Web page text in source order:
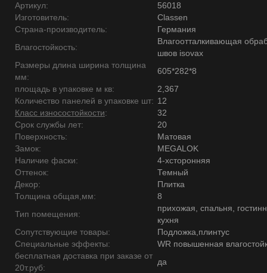
Артикул:
56018
Изготовитель:
Classen
Страна-производитель:
Германия
Влагостойкость:
Влагоотталкивающая
швов isovax
Размеры длина ширина толщина
мм:
605*282*8
площадь в упаковке м кв:
2,367
Количество панелей в упаковке шт: 12
Класс износостойкости:
32
Срок службы лет:
20
Поверхность:
Матовая
Замок:
MEGALOK
Наличие фаски:
4-хсторонняя
Оттенок:
Темный
Декор:
Плитка
Толщина общая,мм:
8
Тип помещения:
прихожая, спальня,
кухня
Сопутствующие товары:
Подложка,плинтус
Специальные эффекты:
WR повышенная
бесплатная доставка при заказе от
20т.руб:
да